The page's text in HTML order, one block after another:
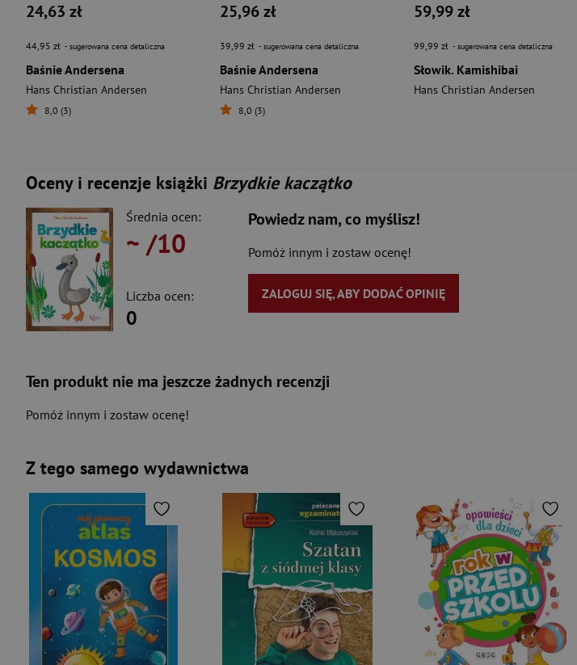
24,63 zł
44,95 zł - sugerowana cena detaliczna
Baśnie Andersena
Hans Christian Andersen
8,0 (3)
25,96 zł
39,99 zł - sugerowana cena detaliczna
Baśnie Andersena
Hans Christian Andersen
8,0 (3)
59,99 zł
99,99 zł - sugerowana cena detaliczna
Słowik. Kamishibai
Hans Christian Andersen
Oceny i recenzje książki Brzydkie kaczątko
Średnia ocen:
~ /10
Liczba ocen:
0
Powiedz nam, co myślisz!
Pomóż innym i zostaw ocenę!
ZALOGUJ SIĘ, ABY DODAĆ OPINIĘ
Ten produkt nie ma jeszcze żadnych recenzji
Pomóż innym i zostaw ocenę!
Z tego samego wydawnictwa